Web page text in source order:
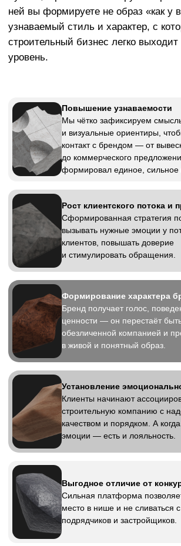
инфраструктура или подрядные работы. В
стандартный состав входит: